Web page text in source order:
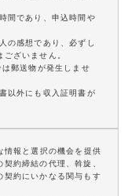
間であり、申込時間や
の感想であり、必ずし
ざいません。
郵送物が発生しませ
以外にも収入証明書が
情報と選択の機会を提供
約締結の代理、斡旋、
契約にいかなる関与もす